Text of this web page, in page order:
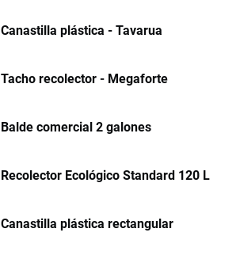
Canastilla plástica - Tavarua
Tacho recolector - Megaforte
Balde comercial 2 galones
Recolector Ecológico Standard 120 L
Canastilla plástica rectangular